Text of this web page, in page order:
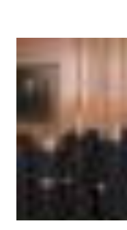
che permette di
scelta più efficiente. È
L’intelligenza può
non può essere
l’esperienza. Come
diventerà sempre più
2035), emergeranno
lampante: L’IA sarà in gr...